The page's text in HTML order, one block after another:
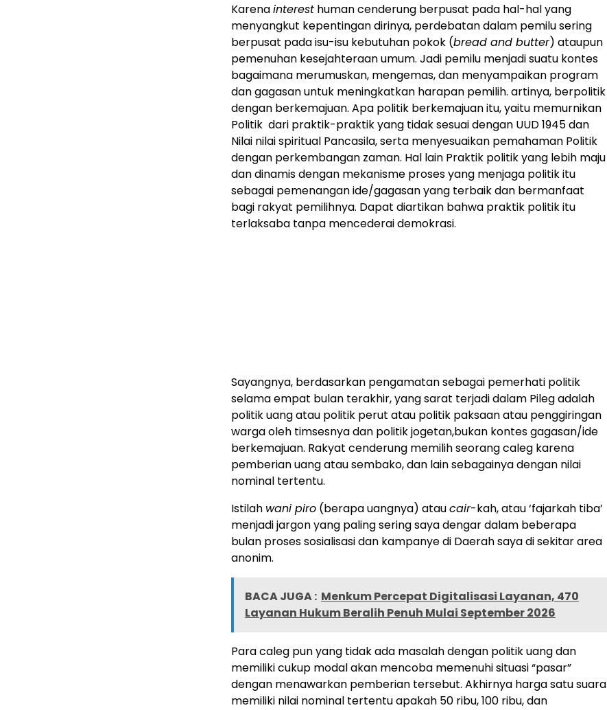
Karenainterest human cenderung berpusat pada hal-hal yang
menyangkut kepentingan dirinya, perdebatan dalam pemilu sering
berpusat pada isu-isu kebutuhan pokok (bread and butter) ataupun
pemenuhan kesejahteraan umum. Jadi pemilu menjadi suatu kontes
bagaimana merumuskan, mengemas, dan menyampaikan program
dan gagasan untuk meningkatkan harapan pemilih. artinya, berpolitik
dengan berkemajuan. Apa politik berkemajuan itu, yaitu memurnikan
Politik dari praktik-praktik yang tidak sesuai dengan UUD 1945 dan
Nilai nilai spiritual Pancasila, serta menyesuaikan pemahaman Politik
dengan perkembangan zaman. Hal lain Praktik politik yang lebih maju
dan dinamis dengan mekanisme proses yang menjaga politik itu
sebagai pemenangan ide/gagasan yang terbaik dan bermanfaat
bagi rakyat pemilihnya. Dapat diartikan bahwa praktik politik itu
terlaksaba tanpa mencederai demokrasi.
Sayangnya, berdasarkan pengamatan sebagai pemerhati politik
selama empat bulan terakhir, yang sarat terjadi dalam Pileg adalah
politik uang atau politik perut atau politik paksaan atau penggiringan
warga oleh timsesnya dan politik jogetan,bukan kontes gagasan/ide
berkemajuan. Rakyat cenderung memilih seorang caleg karena
pemberian uang atau sembako, dan lain sebagainya dengan nilai
nominal tertentu.
Istilah wani piro (berapa uangnya) ataucair-kah, atau ‘fajarkah tiba’
menjadi jargon yang paling sering saya dengar dalam beberapa
bulan proses sosialisasi dan kampanye di Daerah saya di sekitar area
anonim.
BACA JUGA : Menkum Percepat Digitalisasi Layanan, 470
Layanan Hukum Beralih Penuh Mulai September 2026
Para caleg pun yang tidak ada masalah dengan politik uang dan
memiliki cukup modal akan mencoba memenuhi situasi “pasar”
dengan menawarkan pemberian tersebut. Akhirnya harga satu suara
memiliki nilai nominal tertentu apakah 50 ribu, 100 ribu, dan